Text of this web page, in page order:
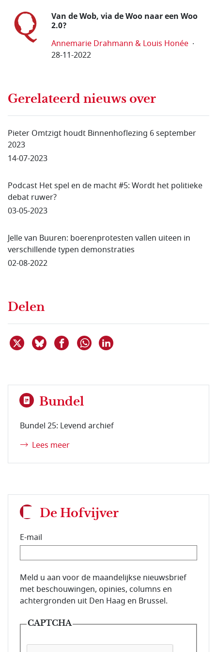
Van de Wob, via de Woo naar een Woo
2.0?
Annemarie Drahmann & Louis Honée
28-11-2022
Gerelateerd nieuws over
Pieter Omtzigt houdt Binnenhoflezing 6 september
2023
14-07-2023
Podcast Het spel en de macht #5: Wordt het politieke
debat ruwer?
03-05-2023
Jelle van Buuren: boerenprotesten vallen uiteen in
verschillende typen demonstraties
02-08-2022
Delen
Deel dit item op X
Deel dit item op Bluesky
Deel dit item op Facebook
Delen via WhatsApp
Bundel
Bundel 25: Levend archief
Lees meer
De Hofvijver
E-mail
E-mailadres van de abonnee.
Meld u aan voor de maandelijkse nieuwsbrief
met beschouwingen, opinies, columns en
achtergronden uit Den Haag en Brussel.
CAPTCHA